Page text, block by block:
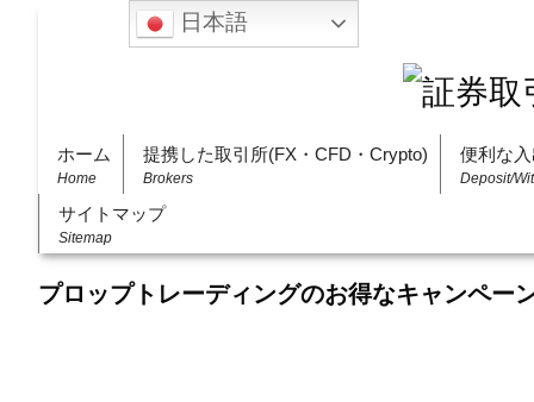
ホーム
Home
提携した取引所(FX・CFD・Crypto)
Brokers
便利な
Deposit/
サイトマップ
Sitemap
プロップトレーディングのお得なキャンペー
日本語